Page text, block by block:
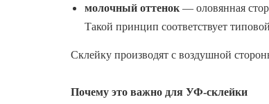
молочный оттенок— оловянная
Такой принцип соответствует
Склейку производят с воздушной
Почему это важно для УФ-склейки